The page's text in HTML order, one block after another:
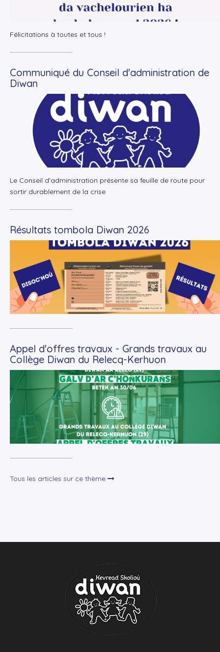
Félicitations à toutes et tous !
Communiqué du Conseil d'administration de
Diwan
+ Lire la suite
Le Conseil d'administration présente sa feuille de route pour
sortir durablement de la crise
Résultats tombola Diwan 2026
+Lire la suite
Appel d'offres travaux - Grands travaux au
Collège Diwan du Relecq-Kerhuon
+Lire la suite
Tous les articles sur ce thème